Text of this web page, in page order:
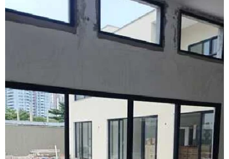
Fabricante de janela antirruído em sp
Fabricante de janela sobreposta de correr
Fabricante de janela vidro multilaminado
Fabricante de janela vidro triplo
Fabricante de portas e janelas de alumínio